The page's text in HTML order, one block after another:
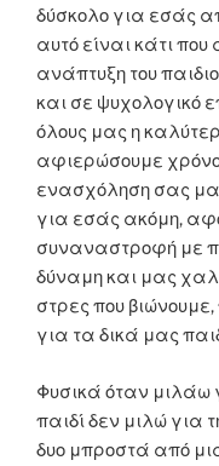
δύσκολο για εσάς
αυτό είναι κάτι που
ανάπτυξη του
και σε ψυχολογικό
όλους μας η
αφιερώσουμε
ενασχόληση σας
για εσάς ακόμη,
συναναστροφή με
δύναμη και μας
στρες που
για τα δικά μας
Φυσικά όταν μιλάω
παιδί δεν μιλώ για
δυο μπροστά από